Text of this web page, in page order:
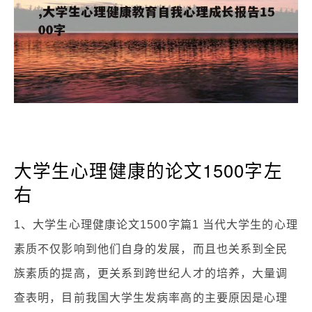
大学生心理健康的论文1500字左
右
1、大学生心理健康论文1500字篇1 当代大学生的心理
素质不仅影响到他们自身的发展，而且也关系到全民
族素质的提高，更关系到跨世纪人才的培养，大量调
查表明，目前我国大学生发病率高的主要原因是心理